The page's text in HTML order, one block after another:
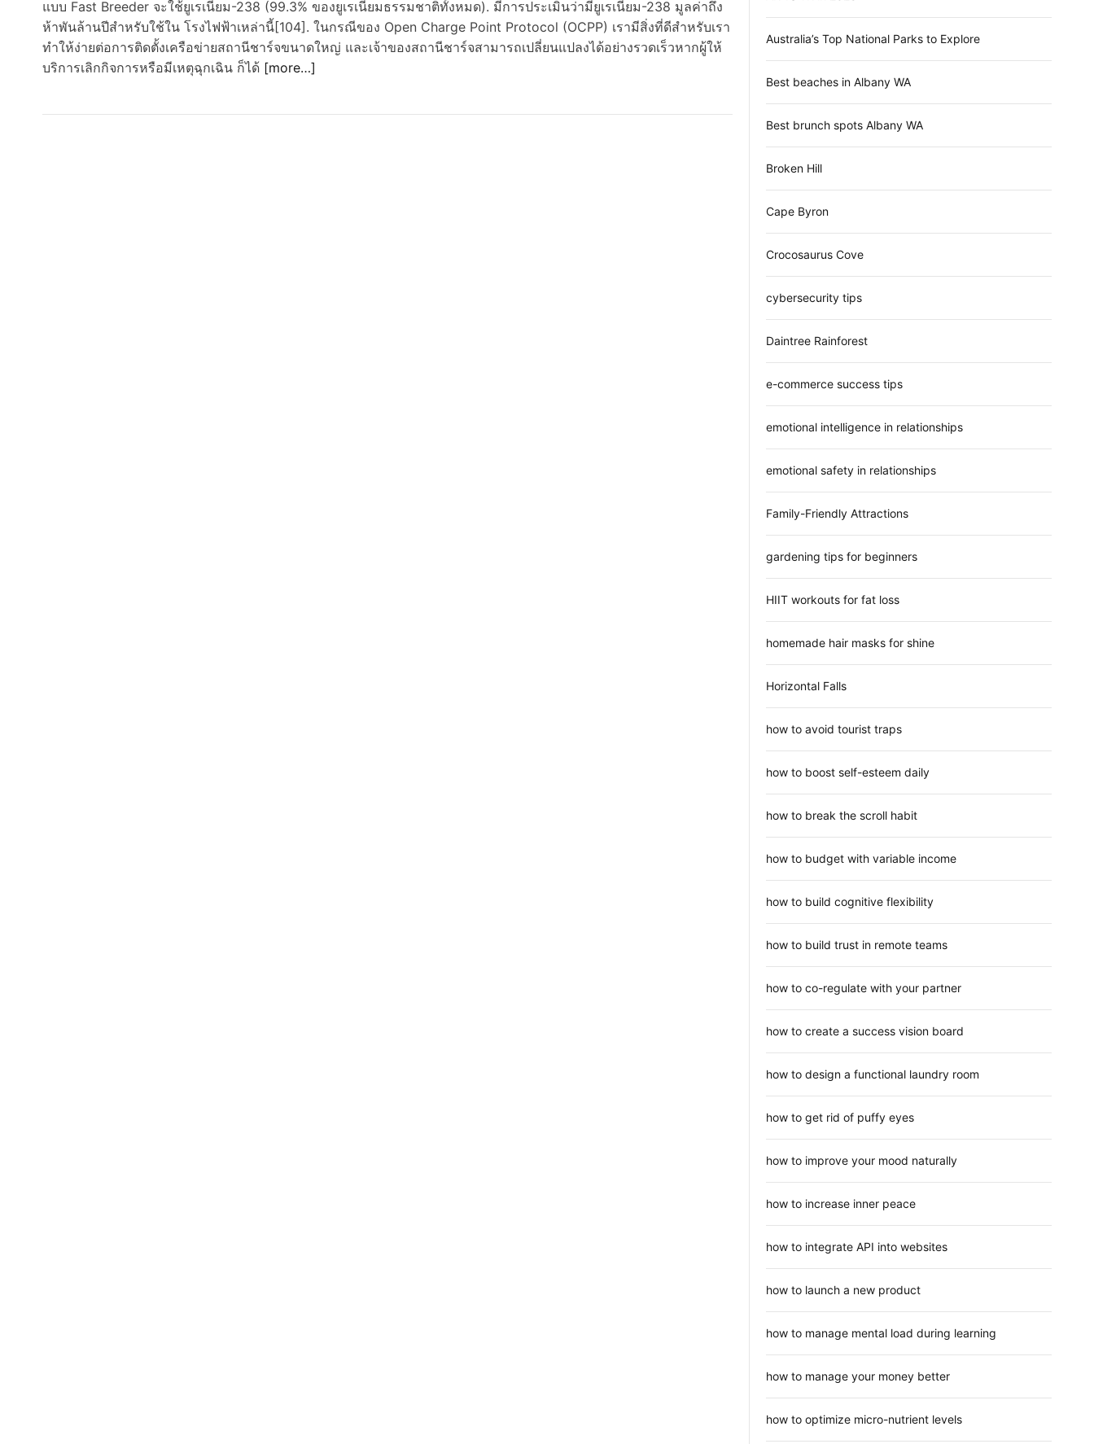
e
แบบ Fast Breeder จะใช้ยูเรเนียม-238 (99.3% ของยูเรเนียมธรรมชาติทั้งหมด). มีการประเมินว่ามียูเรเนียม-238 มูลค่าถึง
ห้าพันล้านปีสำหรับใช้ใน โรงไฟฟ้าเหล่านี้[104]. ในกรณีของ Open Charge Point Protocol (OCPP) เรามีสิ่งที่ดีสำหรับเรา
ทำให้ง่ายต่อการติดตั้งเครือข่ายสถานีชาร์จขนาดใหญ่ และเจ้าของสถานีชาร์จสามารถเปลี่ยนแปลงได้อย่างรวดเร็วหากผู้ให้
บริการเลิกกิจการหรือมีเหตุฉุกเฉิน ก็ได้ [more…]
Australia’s Top National Parks to Explore
Best beaches in Albany WA
Best brunch spots Albany WA
Broken Hill
Cape Byron
Crocosaurus Cove
cybersecurity tips
Daintree Rainforest
e-commerce success tips
emotional intelligence in relationships
emotional safety in relationships
Family-Friendly Attractions
gardening tips for beginners
HIIT workouts for fat loss
homemade hair masks for shine
Horizontal Falls
how to avoid tourist traps
how to boost self-esteem daily
how to break the scroll habit
how to budget with variable income
how to build cognitive flexibility
how to build trust in remote teams
how to co-regulate with your partner
how to create a success vision board
how to design a functional laundry room
how to get rid of puffy eyes
how to improve your mood naturally
how to increase inner peace
how to integrate API into websites
how to launch a new product
how to manage mental load during learning
how to manage your money better
how to optimize micro-nutrient levels